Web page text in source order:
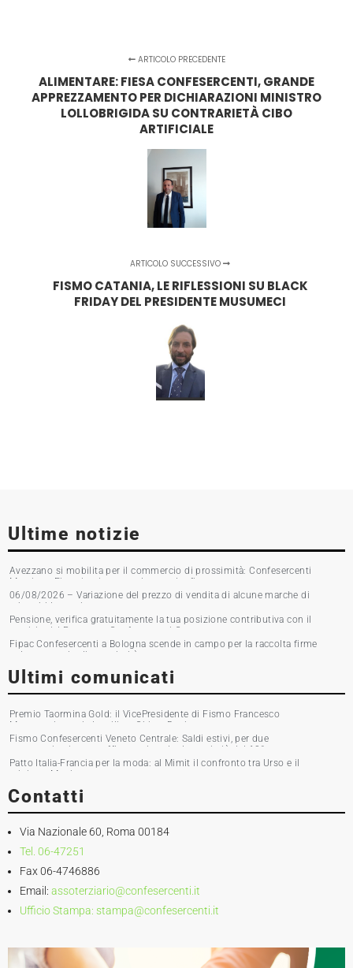
ARTICOLO PRECEDENTE
ALIMENTARE: FIESA CONFESERCENTI, GRANDE
APPREZZAMENTO PER DICHIARAZIONI MINISTRO
LOLLOBRIGIDA SU CONTRARIETÀ CIBO
ARTIFICIALE
ARTICOLO SUCCESSIVO
FISMO CATANIA, LE RIFLESSIONI SU BLACK
FRIDAY DEL PRESIDENTE MUSUMECI
Ultime notizie
Avezzano si mobilita per il commercio di prossimità: Confesercenti
Marsica e Fipac in piazza per la raccolta firme
06/08/2026 – Variazione del prezzo di vendita di alcune marche di
tabacchi lavorati
Pensione, verifica gratuitamente la tua posizione contributiva con il
servizio del Patronato Confesercenti Grosseto
Fipac Confesercenti a Bologna scende in campo per la raccolta firme
sul commercio di prossimità
Ultimi comunicati
Premio Taormina Gold: il VicePresidente di Fismo Francesco
Musumeci premia la stilista Chiara Boni
Fismo Confesercenti Veneto Centrale: Saldi estivi, per due
commercianti su tre affluenza in calo. Incassi giù del 10%
Patto Italia-Francia per la moda: al Mimit il confronto tra Urso e il
ministro Martin
Contatti
Via Nazionale 60, Roma 00184
Tel. 06-47251
Fax 06-4746886
Email: assoterziario@confesercenti.it
Ufficio Stampa: stampa@confesercenti.it